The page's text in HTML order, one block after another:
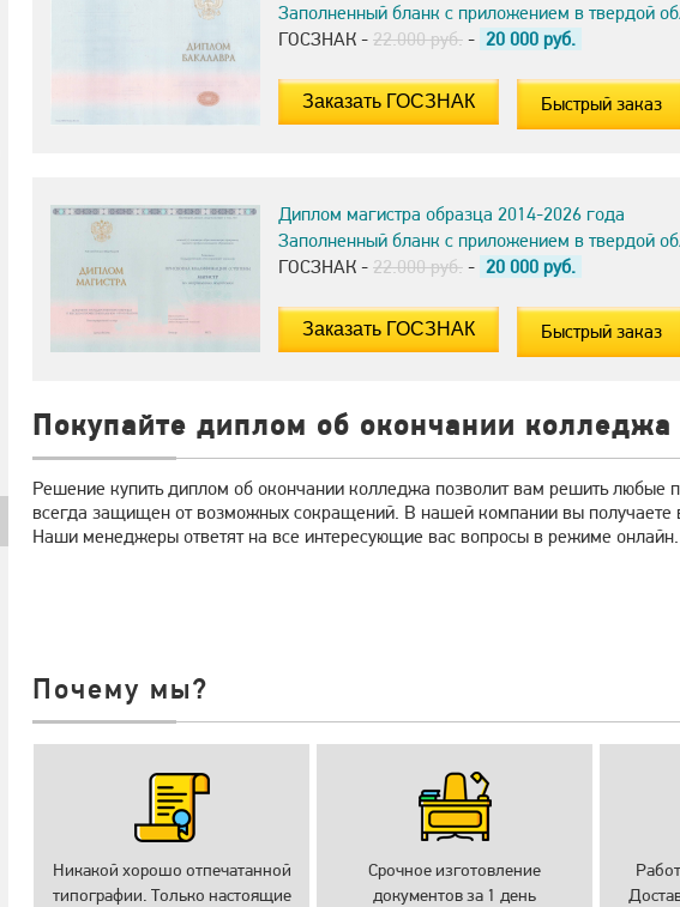
Заполненный бланк с приложением в твердой
ГОСЗНАК - 22.000 руб. - 20 000 руб.
Быстрый заказ
Диплом магистра образца 2014-2026 года
Заполненный бланк с приложением в твердой
ГОСЗНАК - 22.000 руб. - 20 000 руб.
Быстрый заказ
Покупайте диплом об окончании
Решение купить диплом об окончании колледжа позволит вам решить любые
всегда защищен от возможных сокращений. В нашей компании вы получаете
Наши менеджеры ответят на все интересующие вас вопросы в режиме онлайн.
Почему мы?
Никакой хорошо отпечатанной
типографии. Только настоящие
Срочное изготовление
документов за 1 день